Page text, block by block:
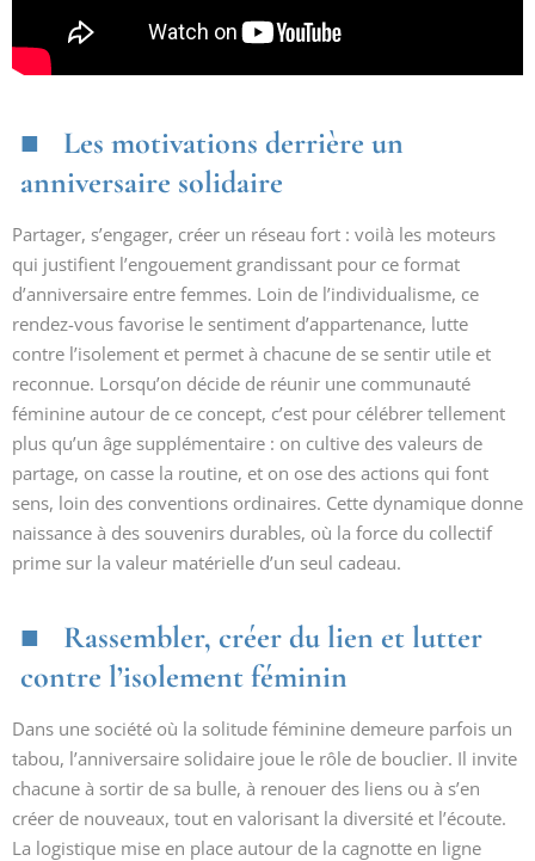
Les motivations derrière un
anniversaire solidaire
Partager, s’engager, créer un réseau fort : voilà les moteurs
qui justifient l’engouement grandissant pour ce format
d’anniversaire entre femmes. Loin de l’individualisme, ce
rendez-vous favorise le sentiment d’appartenance, lutte
contre l’isolement et permet à chacune de se sentir utile et
reconnue. Lorsqu’on décide de réunir une communauté
féminine autour de ce concept, c’est pour célébrer tellement
plus qu’un âge supplémentaire : on cultive des valeurs de
partage, on casse la routine, et on ose des actions qui font
sens, loin des conventions ordinaires. Cette dynamique donne
naissance à des souvenirs durables, où la force du collectif
prime sur la valeur matérielle d’un seul cadeau.
Rassembler, créer du lien et lutter
contre l’isolement féminin
Dans une société où la solitude féminine demeure parfois un
tabou, l’anniversaire solidaire joue le rôle de bouclier. Il invite
chacune à sortir de sa bulle, à renouer des liens ou à s’en
créer de nouveaux, tout en valorisant la diversité et l’écoute.
La logistique mise en place autour de la cagnotte en ligne